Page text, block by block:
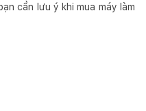
cần lưu ý khi mua máy làm